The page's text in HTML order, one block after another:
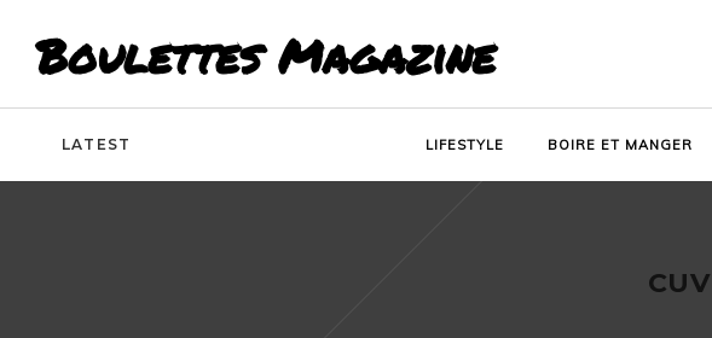
Boulettes Magazine
LATEST LIFESTYLE BOIRE ET MANGER